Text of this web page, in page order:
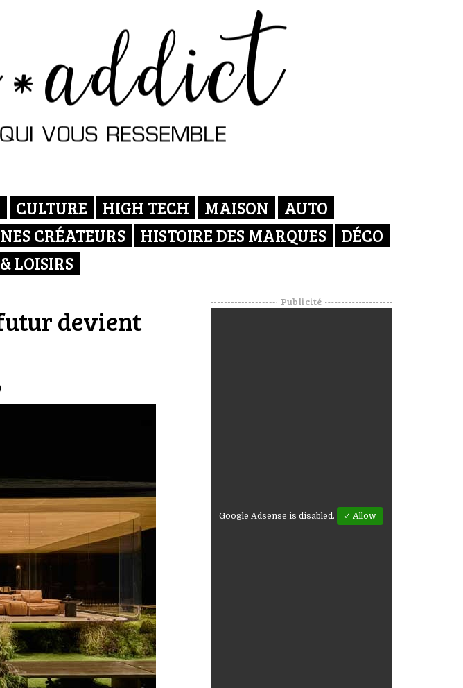
CULTURE HIGH TECH MAISON
AUTO
CRÉATEURS HISTOIRE DES MARQUES
DÉCO
LOISIRS
devient
Publicité
Google Adsense is disabled. ✓ Allow